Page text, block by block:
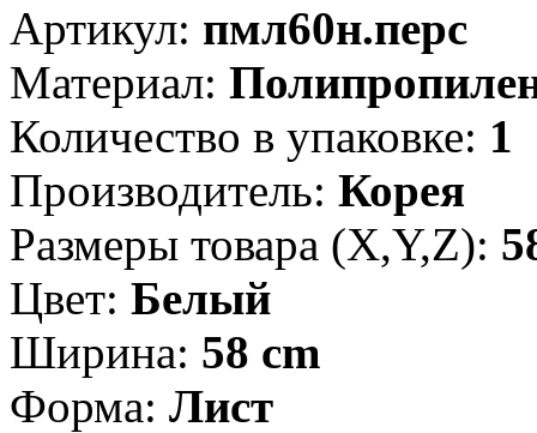
Артикул: пмл60н.перс
Материал:
Количество в упаковке: 1
Производитель: Корея
Размеры товара (X,Y,Z):
Цвет: Белый
Ширина: 58 cm
Форма: Лист